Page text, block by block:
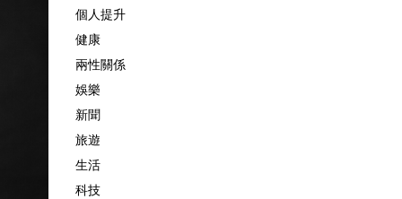
個人提升
健康
兩性關係
娛樂
新聞
旅遊
生活
科技